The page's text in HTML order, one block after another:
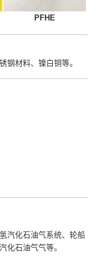
PFHE
钢材料、镍白铜等。
汽化石油气系统、轮船
化石油气气等。